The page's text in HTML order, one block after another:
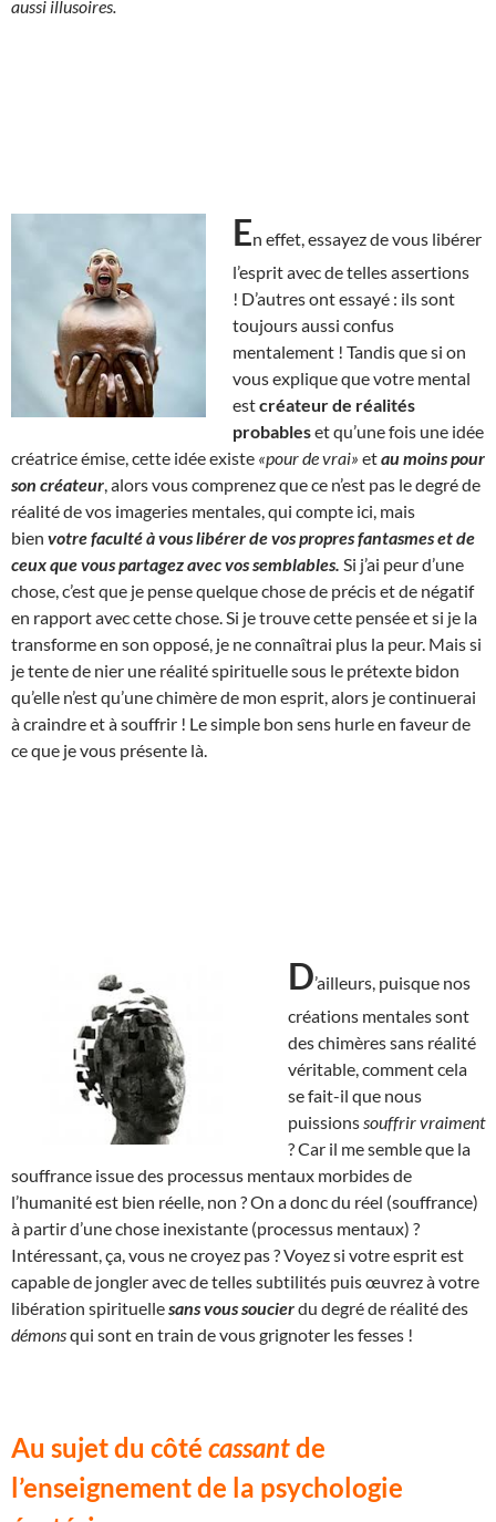
aussi illusoires.
En effet, essayez de vous libérer
l’esprit avec de telles assertions
! D’autres ont essayé : ils sont
toujours aussi confus
mentalement ! Tandis que si on
vous explique que votre mental
estcréateur de réalités
probableset qu’une fois une idée
créatrice émise, cette idée existe «pour de vrai» etau moins pour
son créateur , alors vous comprenez que ce n’est pas le degré de
réalité de vos imageries mentales, qui compte ici, mais
bien votre faculté à vous libérer de vos propres fantasmes et de
ceux que vous partagez avec vos semblables. Si j’ai peur d’une
chose, c’est que je pense quelque chose de précis et de négatif
en rapport avec cette chose. Si je trouve cette pensée et si je la
transforme en son opposé, je ne connaîtrai plus la peur. Mais si
je tente de nier une réalité spirituelle sous le prétexte bidon
qu’elle n’est qu’une chimère de mon esprit, alors je continuerai
à craindre et à souffrir ! Le simple bon sens hurle en faveur de
ce que je vous présente là.
D’ailleurs, puisque nos
créations mentales sont
des chimères sans réalité
véritable, comment cela
se fait-il que nous
puissions souffrir vraiment
? Car il me semble que la
souffrance issue des processus mentaux morbides de
l’humanité est bien réelle, non ? On a donc du réel (souffrance)
à partir d’une chose inexistante (processus mentaux) ?
Intéressant, ça, vous ne croyez pas ? Voyez si votre esprit est
capable de jongler avec de telles subtilités puis œuvrez à votre
libération spirituellesans vous soucierdu degré de réalité des
démonsqui sont en train de vous grignoter les fesses !
Au sujet du côté cassantde
l’enseignement de la psychologie